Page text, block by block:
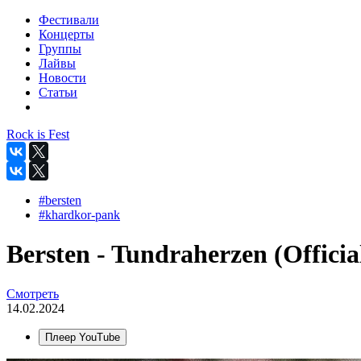
Фестивали
Концерты
Группы
Лайвы
Новости
Статьи
Rock is Fest
#bersten
#khardkor-pank
Bersten - Tundraherzen
Смотреть
14.02.2024
Плеер YouTube